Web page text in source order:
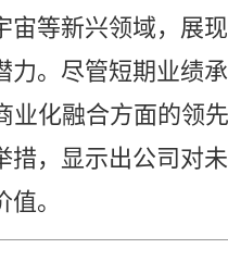
宙等新兴领域，展
力。尽管短期业绩
业化融合方面的领
措，显示出公司对
。